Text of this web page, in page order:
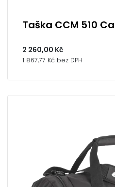
Taška CCM 510
2 260,00 Kč
1 867,77 Kč bez DPH